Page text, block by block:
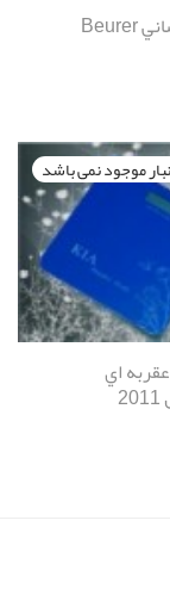
تب سنج پيشاني Beurer
اي